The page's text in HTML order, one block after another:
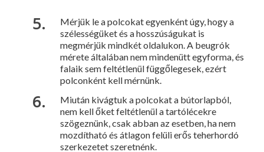
Mérjük le a pol­cokat egyenként úgy, hogy a
szélessé­güket és a hosszúsá­gukat is
megmérjük mindkét oldalukon. A beugrók
mérete általában nem minde­nütt egyforma, és
falaik sem feltétlenül függőlegesek, ezért
polconként kell mér­nünk.
Miután kivágtuk a polcokat a bú­torlapból,
nem kell őket feltétlenül a tar­tólécekre
szögez­nünk, csak abban az esetben, ha nem
mozdítható és átla­gon felüli erős teher­hordó
szerkezetet szeretnénk.